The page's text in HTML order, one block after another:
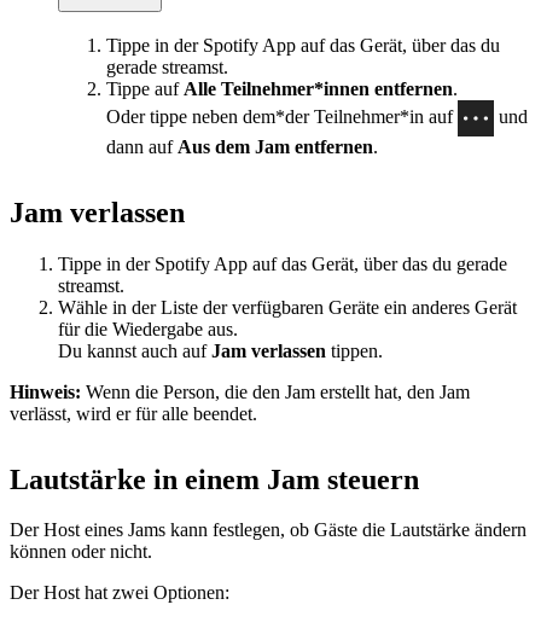
Tippe in der Spotify App auf das Gerät, über das du
gerade streamst.
Tippe auf Alle Teilnehmer*innen entfernen.
Oder tippe neben dem*der Teilnehmer*in auf
und
dann auf Aus dem Jam entfernen.
Jam verlassen
Tippe in der Spotify App auf das Gerät, über das du gerade
streamst.
Wähle in der Liste der verfügbaren Geräte ein anderes Gerät
für die Wiedergabe aus.
Du kannst auch aufJam verlassen tippen.
Hinweis: Wenn die Person, die den Jam erstellt hat, den Jam
verlässt, wird er für alle beendet.
Lautstärke in einem Jam steuern
Der Host eines Jams kann festlegen, ob Gäste die Lautstärke ändern
können oder nicht.
Der Host hat zwei Optionen: